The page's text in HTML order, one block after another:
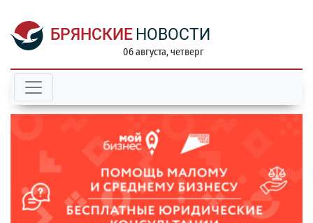
БРЯНСКИЕ НОВОСТИ
06 августа, четверг